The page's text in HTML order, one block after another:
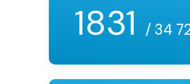
1831 / 34